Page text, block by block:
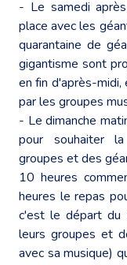
- Le samedi
place avec les
quarantaine de
gigantisme sont
en fin d'après-midi,
par les groupes
- Le dimanche
pour souhaiter
groupes et des
10 heures
heures le repas
c'est le départ du
leurs groupes et
avec sa musique)